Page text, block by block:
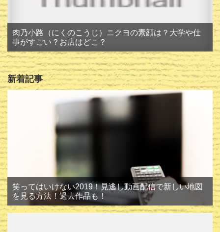
肉乃小路（にくのこうじ）ニクヨの素顔は？大学や仕
事がすごい？お店はどこ？
新着記事
笑ってはいけない2019！見逃し動画配信で新しい地図
を見る方法！過去作品も！